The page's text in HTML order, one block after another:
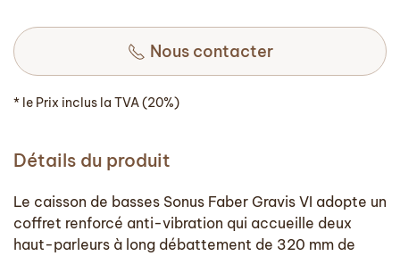
Nous contacter
* le Prix inclus la TVA (20%)
Détails du produit
Le caisson de basses Sonus Faber Gravis VI adopte un
coffret renforcé anti-vibration qui accueille deux
haut-parleurs à long débattement de 320 mm de